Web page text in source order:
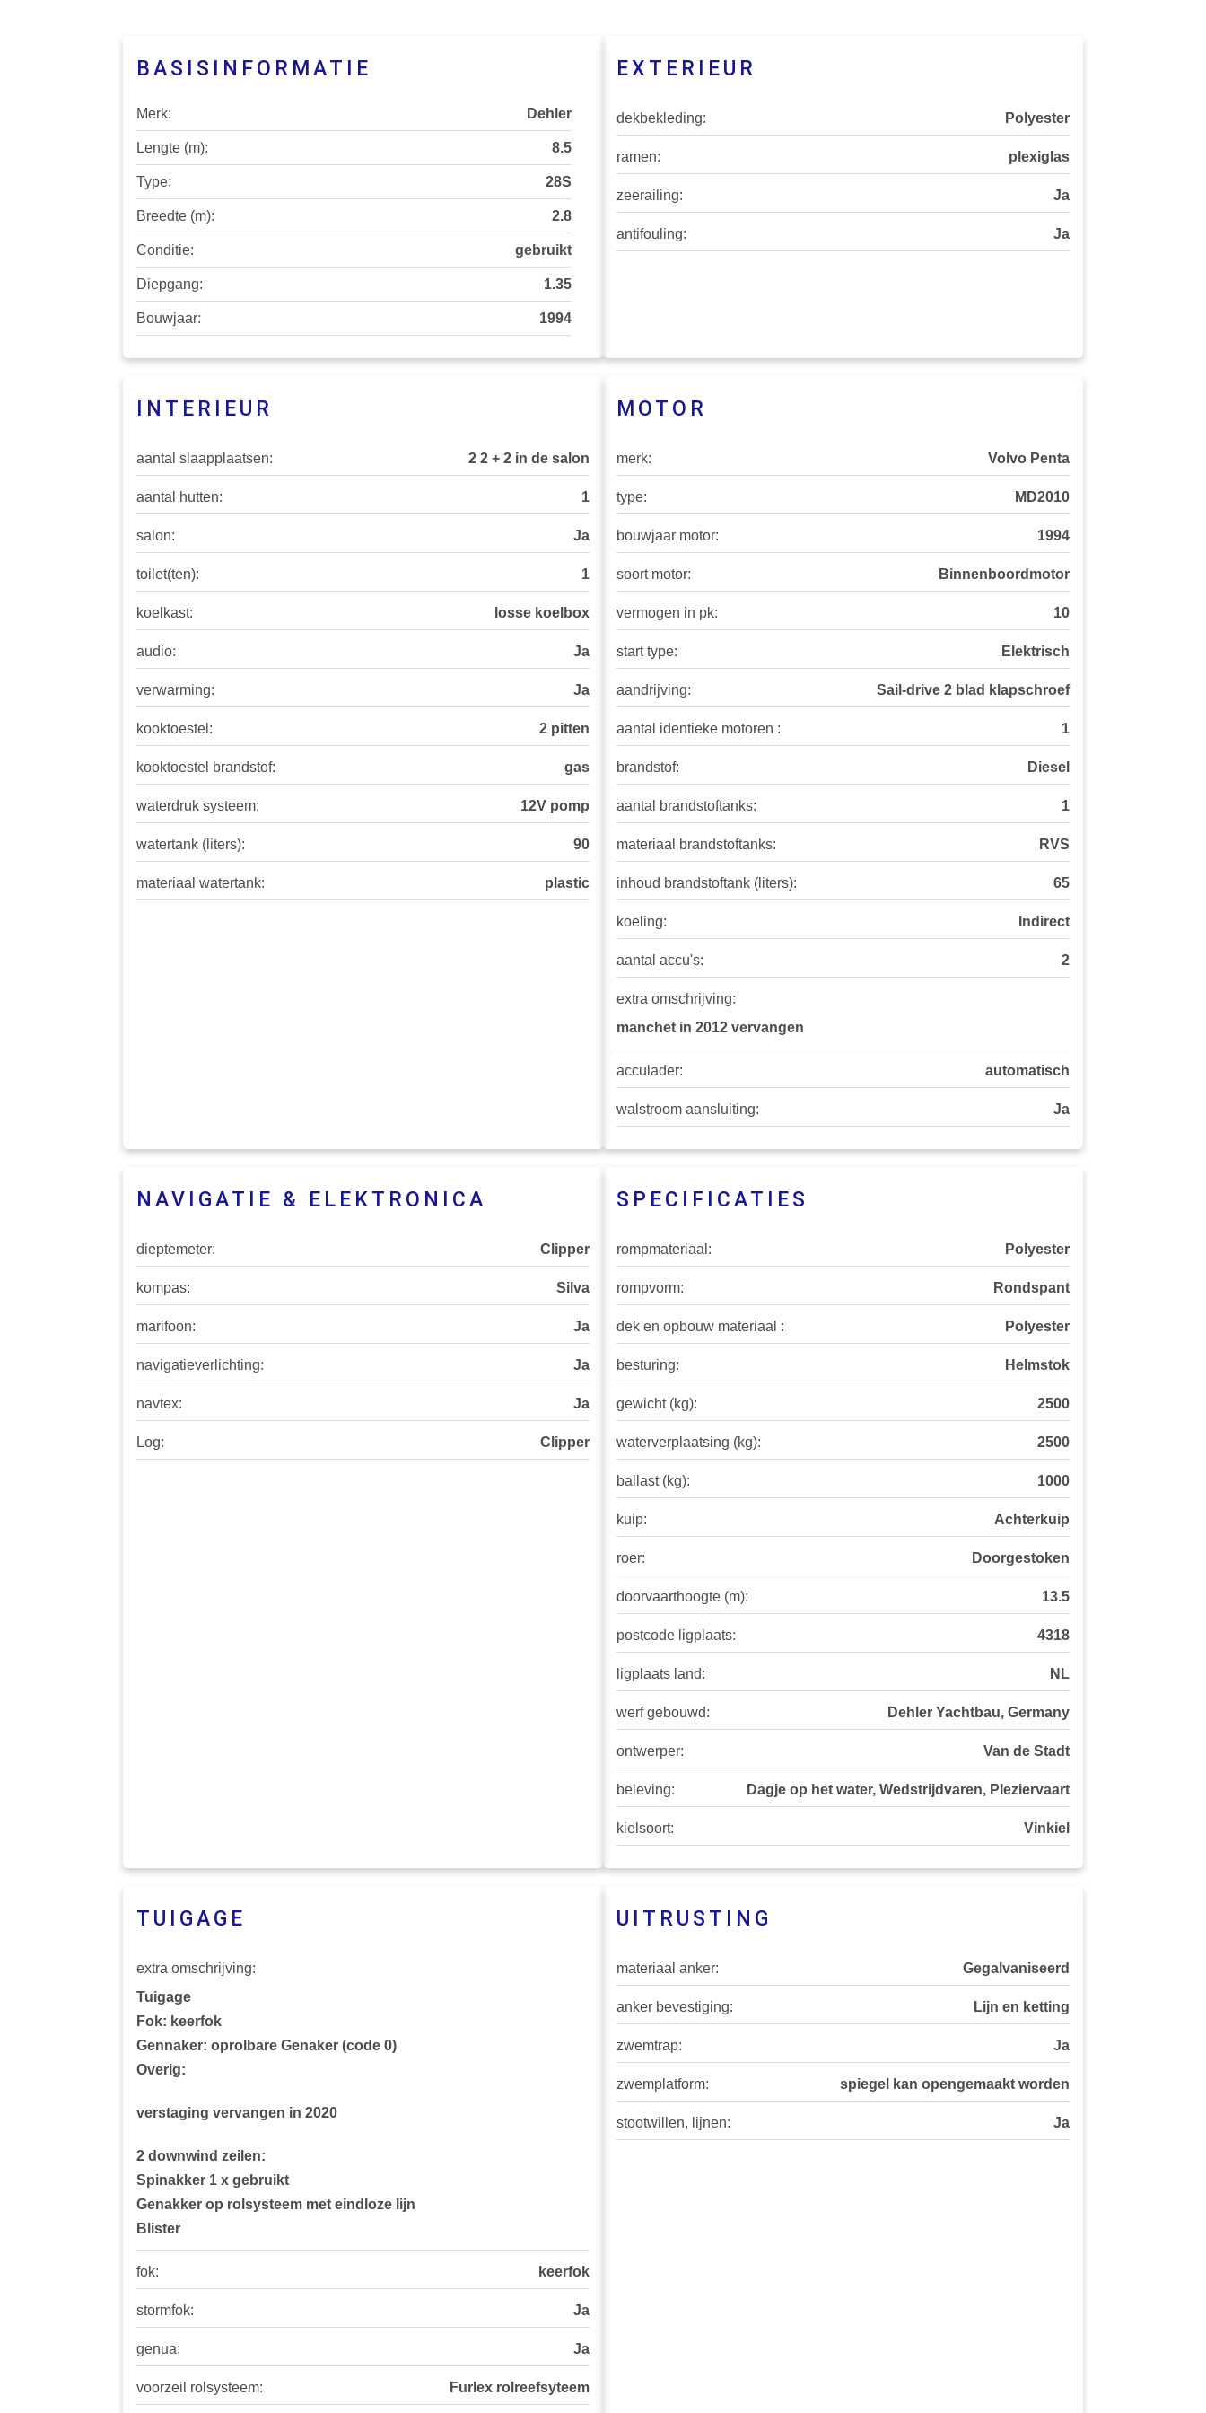
BASISINFORMATIE
Merk: Dehler
Lengte (m): 8.5
Type: 28S
Breedte (m): 2.8
Conditie: gebruikt
Diepgang: 1.35
Bouwjaar: 1994
EXTERIEUR
dekbekleding: Polyester
ramen: plexiglas
zeerailing: Ja
antifouling: Ja
INTERIEUR
aantal slaapplaatsen: 2 2 + 2 in de salon
aantal hutten: 1
salon: Ja
toilet(ten): 1
koelkast: losse koelbox
audio: Ja
verwarming: Ja
kooktoestel: 2 pitten
kooktoestel brandstof: gas
waterdruk systeem: 12V pomp
watertank (liters): 90
materiaal watertank: plastic
MOTOR
merk: Volvo Penta
type: MD2010
bouwjaar motor: 1994
soort motor: Binnenboordmotor
vermogen in pk: 10
start type: Elektrisch
aandrijving: Sail-drive 2 blad klapschroef
aantal identieke motoren : 1
brandstof: Diesel
aantal brandstoftanks: 1
materiaal brandstoftanks: RVS
inhoud brandstoftank (liters): 65
koeling: Indirect
aantal accu's: 2
extra omschrijving:
manchet in 2012 vervangen
acculader: automatisch
walstroom aansluiting: Ja
NAVIGATIE & ELEKTRONICA
dieptemeter: Clipper
kompas: Silva
marifoon: Ja
navigatieverlichting: Ja
navtex: Ja
Log: Clipper
SPECIFICATIES
rompmateriaal: Polyester
rompvorm: Rondspant
dek en opbouw materiaal : Polyester
besturing: Helmstok
gewicht (kg): 2500
waterverplaatsing (kg): 2500
ballast (kg): 1000
kuip: Achterkuip
roer: Doorgestoken
doorvaarthoogte (m): 13.5
postcode ligplaats: 4318
ligplaats land: NL
werf gebouwd: Dehler Yachtbau, Germany
ontwerper: Van de Stadt
beleving: Dagje op het water, Wedstrijdvaren, Pleziervaart
kielsoort: Vinkiel
TUIGAGE
extra omschrijving:
Tuigage
Fok: keerfok
Gennaker: oprolbare Genaker (code 0)
Overig:
verstaging vervangen in 2020
2 downwind zeilen:
Spinakker 1 x gebruikt
Genakker op rolsysteem met eindloze lijn
Blister
fok: keerfok
stormfok: Ja
genua: Ja
voorzeil rolsysteem: Furlex rolreefsyteem
UITRUSTING
materiaal anker: Gegalvaniseerd
anker bevestiging: Lijn en ketting
zwemtrap: Ja
zwemplatform: spiegel kan opengemaakt worden
stootwillen, lijnen: Ja